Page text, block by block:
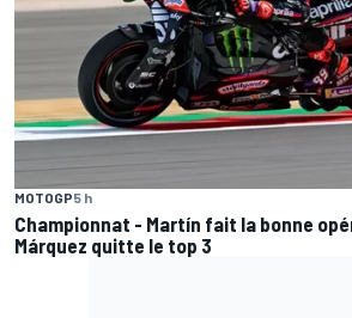
MOTOGP5 h
Championnat - Martín fait la bonne
Márquez quitte le top 3